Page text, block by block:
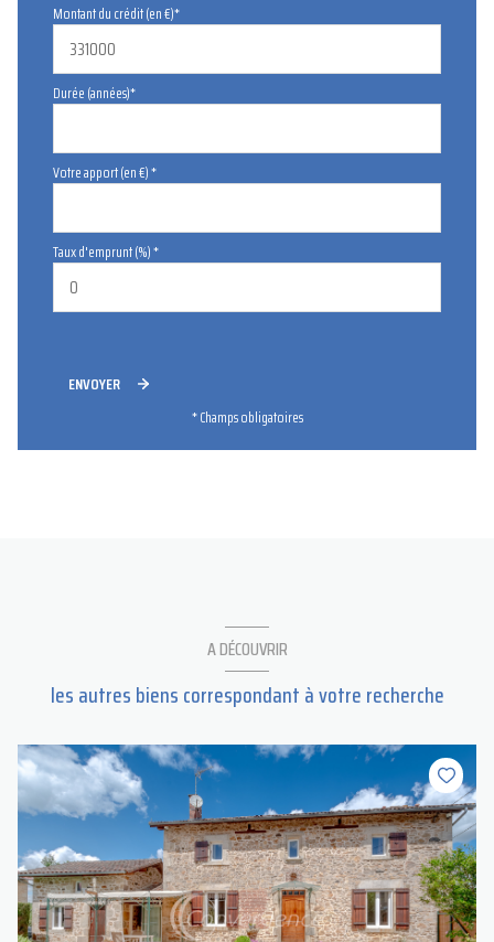
Montant du crédit (en €)*
Durée (années)*
Votre apport (en €) *
Taux d'emprunt (%) *
ENVOYER
* Champs obligatoires
A DÉCOUVRIR
les autres biens correspondant à votre recherche